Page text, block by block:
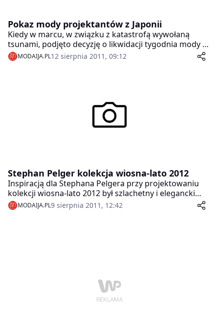
Pokaz mody projektantów z Japonii
Kiedy w marcu, w związku z katastrofą wywołaną
tsunami, podjęto decyzję o likwidacji tygodnia mody w
Tokio, był to wielki cios, oczywiście pomijając wymiar
tragedii, również dla młodych projektantów mody.
MODAIJA.PL12 sierpnia 2011, 09:12
Stephan Pelger kolekcja wiosna-lato 2012
Inspiracją dla Stephana Pelgera przy projektowaniu
kolekcji wiosna-lato 2012 był szlachetny i elegancki
sport, jakim jest szermierka. Oczywiście, projektant
stroje znane z planszy zawodniczej, atmosferę i klimat
MODAIJA.PL9 sierpnia 2011, 12:42